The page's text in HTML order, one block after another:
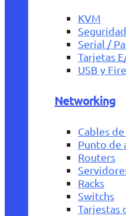
KVM
Serial /
Tarjetas
USB y
Networking
Cables
Punto de
Routers
Racks
Switchs
Tarjestas